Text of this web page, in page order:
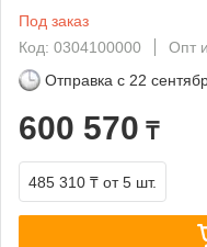
Под заказ
Код: 0304100000
Опт
Отправка с 22
600 570 ₸
485 310 ₸ от 5 шт.